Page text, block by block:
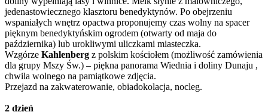
jedenastowiecznego klasztoru benedyktynów. Po obejrzeniu
wspaniałych wnętrz opactwa proponujemy czas wolny na spacer
pięknym benedyktyńskim ogrodem (otwarty od maja do
października) lub urokliwymi uliczkami miasteczka.
Wzgórze Kahlenberg z polskim kościołem (możliwość zamówienia
dla grupy Mszy Św.) – piękna panorama Wiednia i doliny Dunaju ,
chwila wolnego na pamiątkowe zdjęcia.
Przejazd na zakwaterowanie, obiadokolacja, nocleg.
2 dzień